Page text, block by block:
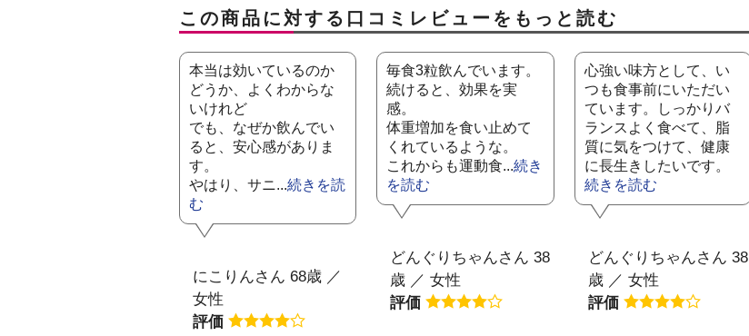
この商品に対する口コミレビューをもっと読む
本当は効いているのか
どうか、よくわからな
いけれど
でも、なぜか飲んでい
ると、安心感がありま
す。
やはり、サニ...続きを読
む
にこりんさん 68歳 ／
女性
評価
毎食3粒飲んでいます。
続けると、効果を実
感。
体重増加を食い止めて
くれているような。
これからも運動食...続き
を読む
どんぐりちゃんさん 38
歳 ／ 女性
評価
心強い味方として、い
つも食事前にいただい
ています。しっかりバ
ランスよく食べて、脂
質に気をつけて、健康
に長生きしたいです。
続きを読む
どんぐりちゃんさん 38
歳 ／ 女性
評価